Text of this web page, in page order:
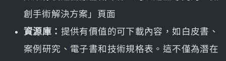
創手術解決方案」頁面
資源庫： 提供有價值的可下載內容，如白皮書、
案例研究、電子書和技術規格表。這不僅為潛在